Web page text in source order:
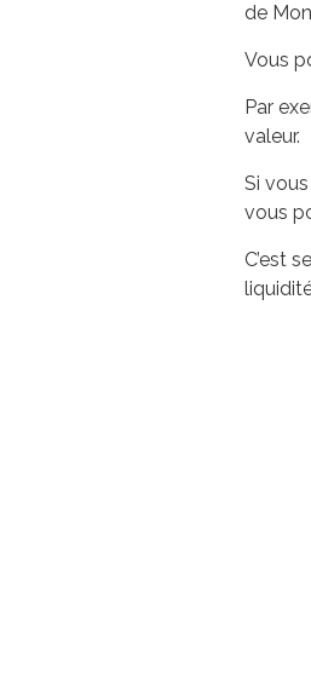
de
Vous
Par
valeur.
Si
vous
C’est